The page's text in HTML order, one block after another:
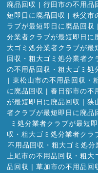
廃品回収 | 行田市の不用品
短即日に廃品回収 | 秩父市
ラブが最短即日に廃品回収 |
分業者クラブが最短即日に
大ゴミ処分業者クラブが最
回収・粗大ゴミ処分業者ク
の不用品回収・粗大ゴミ処
| 東松山市の不用品回収・
に廃品回収 | 春日部市の不
が最短即日に廃品回収 | 狭
者クラブが最短即日に廃品
ミ処分業者クラブが最短
収・粗大ゴミ処分業者クラ
不用品回収・粗大ゴミ処
上尾市の不用品回収・粗
品回収 | 草加市の不用品回